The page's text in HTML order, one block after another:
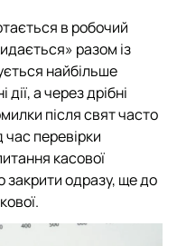
в робочий
разом із
найбільше
а через дрібні
після свят часто
перевірки
касової
закрити одразу, ще до